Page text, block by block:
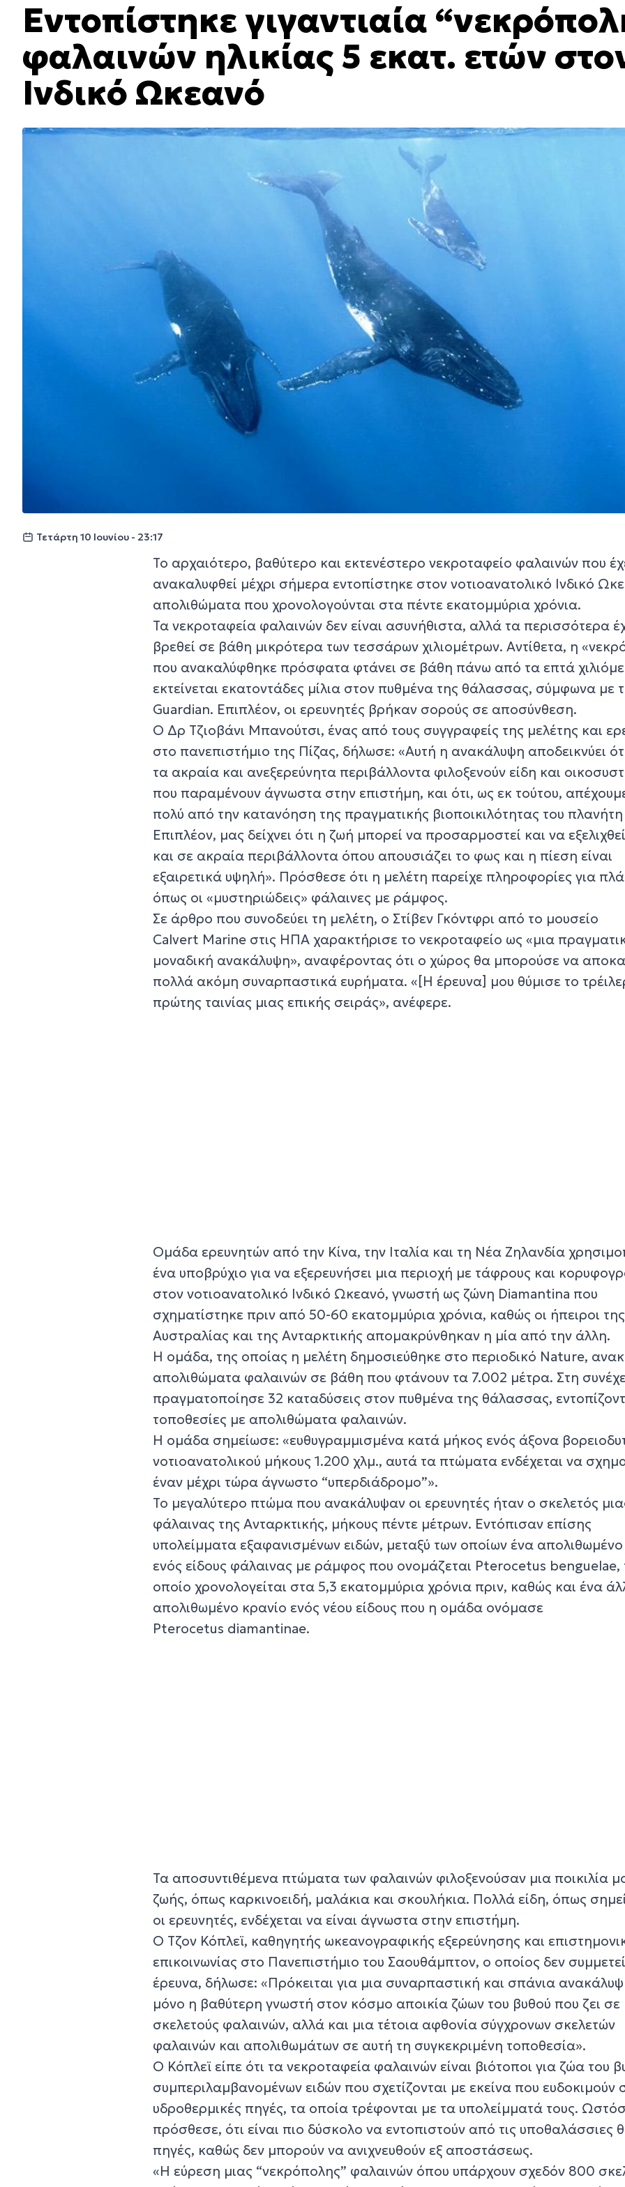
Εντοπίστηκε γιγαντιαία
φαλαινών ηλικίας 5 εκατ. ετών
Ινδικό Ωκεανό
Τετάρτη 10 Ιουνίου - 23:17
Το αρχαιότερο, βαθύτερο και εκτενέστερο νεκροταφείο φαλαινών που
ανακαλυφθεί μέχρι σήμερα εντοπίστηκε στον νοτιοανατολικό Ινδικό
απολιθώματα που χρονολογούνται στα πέντε εκατομμύρια χρόνια.
Τα νεκροταφεία φαλαινών δεν είναι ασυνήθιστα, αλλά τα περισσότερα
βρεθεί σε βάθη μικρότερα των τεσσάρων χιλιομέτρων. Αντίθετα, η
που ανακαλύφθηκε πρόσφατα φτάνει σε βάθη πάνω από τα επτά
εκτείνεται εκατοντάδες μίλια στον πυθμένα της θάλασσας, σύμφωνα με
Guardian. Επιπλέον, οι ερευνητές βρήκαν σορούς σε αποσύνθεση.
Ο Δρ Τζιοβάνι Μπανούτσι, ένας από τους συγγραφείς της μελέτης και
στο πανεπιστήμιο της Πίζας, δήλωσε: «Αυτή η ανακάλυψη αποδεικνύει
τα ακραία και ανεξερεύνητα περιβάλλοντα φιλοξενούν είδη και
που παραμένουν άγνωστα στην επιστήμη, και ότι, ως εκ τούτου,
πολύ από την κατανόηση της πραγματικής βιοποικιλότητας του
Επιπλέον, μας δείχνει ότι η ζωή μπορεί να προσαρμοστεί και να
και σε ακραία περιβάλλοντα όπου απουσιάζει το φως και η πίεση είναι
εξαιρετικά υψηλή». Πρόσθεσε ότι η μελέτη παρείχε πληροφορίες για
όπως οι «μυστηριώδεις» φάλαινες με ράμφος.
Σε άρθρο που συνοδεύει τη μελέτη, ο Στίβεν Γκόντφρι από το μουσείο
Calvert Marine στις ΗΠΑ χαρακτήρισε το νεκροταφείο ως «μια
μοναδική ανακάλυψη», αναφέροντας ότι ο χώρος θα μπορούσε να
πολλά ακόμη συναρπαστικά ευρήματα. «[Η έρευνα] μου θύμισε το
πρώτης ταινίας μιας επικής σειράς», ανέφερε.
Ομάδα ερευνητών από την Κίνα, την Ιταλία και τη Νέα Ζηλανδία
ένα υποβρύχιο για να εξερευνήσει μια περιοχή με τάφρους και
στον νοτιοανατολικό Ινδικό Ωκεανό, γνωστή ως ζώνη Diamantina που
σχηματίστηκε πριν από 50-60 εκατομμύρια χρόνια, καθώς οι ήπειροι της
Αυστραλίας και της Ανταρκτικής απομακρύνθηκαν η μία από την άλλη.
Η ομάδα, της οποίας η μελέτη δημοσιεύθηκε στο περιοδικό Nature,
απολιθώματα φαλαινών σε βάθη που φτάνουν τα 7.002 μέτρα. Στη
πραγματοποίησε 32 καταδύσεις στον πυθμένα της θάλασσας,
τοποθεσίες με απολιθώματα φαλαινών.
Η ομάδα σημείωσε: «ευθυγραμμισμένα κατά μήκος ενός άξονα
νοτιοανατολικού μήκους 1.200 χλμ., αυτά τα πτώματα ενδέχεται να
έναν μέχρι τώρα άγνωστο “υπερδιάδρομο”».
Το μεγαλύτερο πτώμα που ανακάλυψαν οι ερευνητές ήταν ο σκελετός
φάλαινας της Ανταρκτικής, μήκους πέντε μέτρων. Εντόπισαν επίσης
υπολείμματα εξαφανισμένων ειδών, μεταξύ των οποίων ένα
ενός είδους φάλαινας με ράμφος που ονομάζεται Pterocetus benguelae,
οποίο χρονολογείται στα 5,3 εκατομμύρια χρόνια πριν, καθώς και ένα
απολιθωμένο κρανίο ενός νέου είδους που η ομάδα ονόμασε
Pterocetus diamantinae.
Τα αποσυντιθέμενα πτώματα των φαλαινών φιλοξενούσαν μια ποικιλία
ζωής, όπως καρκινοειδή, μαλάκια και σκουλήκια. Πολλά είδη, όπως
οι ερευνητές, ενδέχεται να είναι άγνωστα στην επιστήμη.
Ο Τζον Κόπλεϊ, καθηγητής ωκεανογραφικής εξερεύνησης και
επικοινωνίας στο Πανεπιστήμιο του Σαουθάμπτον, ο οποίος δεν
έρευνα, δήλωσε: «Πρόκειται για μια συναρπαστική και σπάνια
μόνο η βαθύτερη γνωστή στον κόσμο αποικία ζώων του βυθού που ζει σε
σκελετούς φαλαινών, αλλά και μια τέτοια αφθονία σύγχρονων σκελετών
φαλαινών και απολιθωμάτων σε αυτή τη συγκεκριμένη τοποθεσία».
Ο Κόπλεϊ είπε ότι τα νεκροταφεία φαλαινών είναι βιότοποι για ζώα του
συμπεριλαμβανομένων ειδών που σχετίζονται με εκείνα που ευδοκιμούν
υδροθερμικές πηγές, τα οποία τρέφονται με τα υπολείμματά τους.
πρόσθεσε, ότι είναι πιο δύσκολο να εντοπιστούν από τις υποθαλάσσιες
πηγές, καθώς δεν μπορούν να ανιχνευθούν εξ αποστάσεως.
«Η εύρεση μιας “νεκρόπολης” φαλαινών όπου υπάρχουν σχεδόν 800